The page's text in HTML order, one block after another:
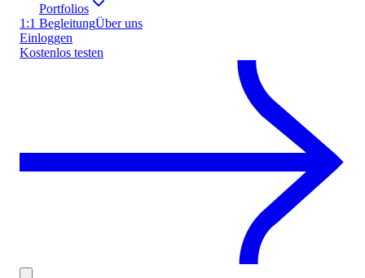
Portfolios
1:1 BegleitungÜber uns
Einloggen
Kostenlos testen